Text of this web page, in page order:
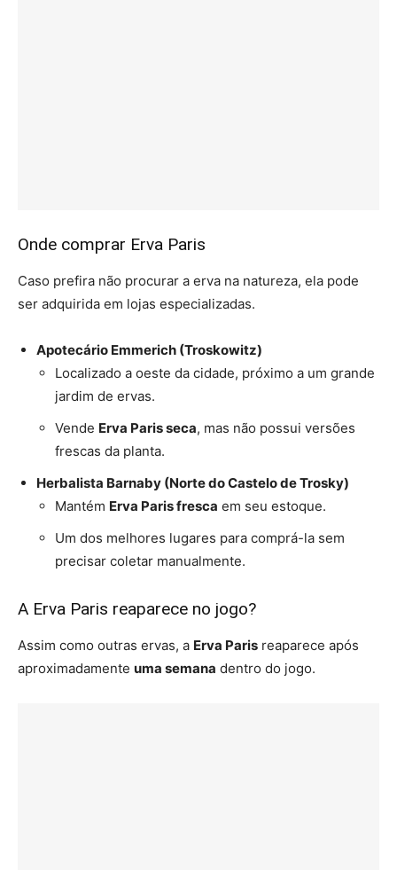
Onde comprar Erva Paris
Caso prefira não procurar a erva na natureza, ela pode
ser adquirida em lojas especializadas.
Apotecário Emmerich (Troskowitz)
Localizado a oeste da cidade, próximo a um grande
jardim de ervas.
Vende Erva Paris seca, mas não possui versões
frescas da planta.
Herbalista Barnaby (Norte do Castelo de Trosky)
Mantém Erva Paris fresca em seu estoque.
Um dos melhores lugares para comprá-la sem
precisar coletar manualmente.
A Erva Paris reaparece no jogo?
Assim como outras ervas, a Erva Paris reaparece após
aproximadamente uma semana dentro do jogo.